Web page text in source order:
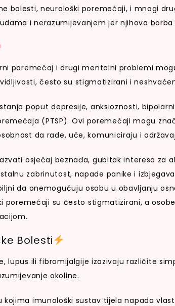
bolesti, neurološki poremećaji, i mnogi
i nerazumijevanjem jer njihova borba
poremećaj i drugi mentalni problemi
često su stigmatizirani i
poput depresije, anksioznosti,
(PTSP). Ovi poremećaji mogu
da rade, uče, komuniciraju i
osjećaj beznađa, gubitak interesa za
zabrinutost, napade panike i
da onemogućuju osobu u obavljanju
poremećaji su često stigmatizirani, a
Bolesti
lupus ili fibromijalgije izazivaju različite
okoline.
imunološki sustav tijela napada